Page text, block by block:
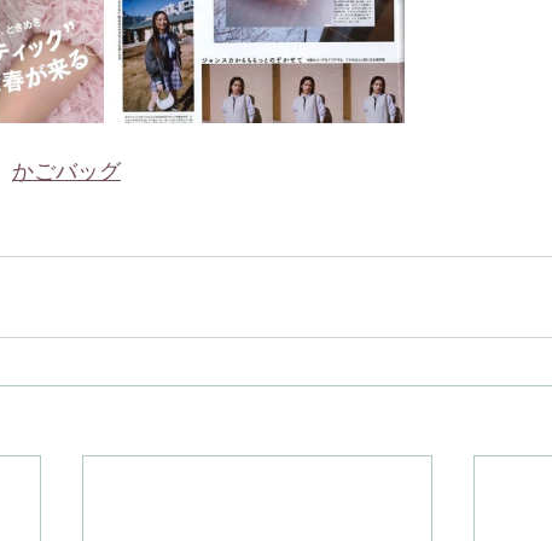
かごバッグ